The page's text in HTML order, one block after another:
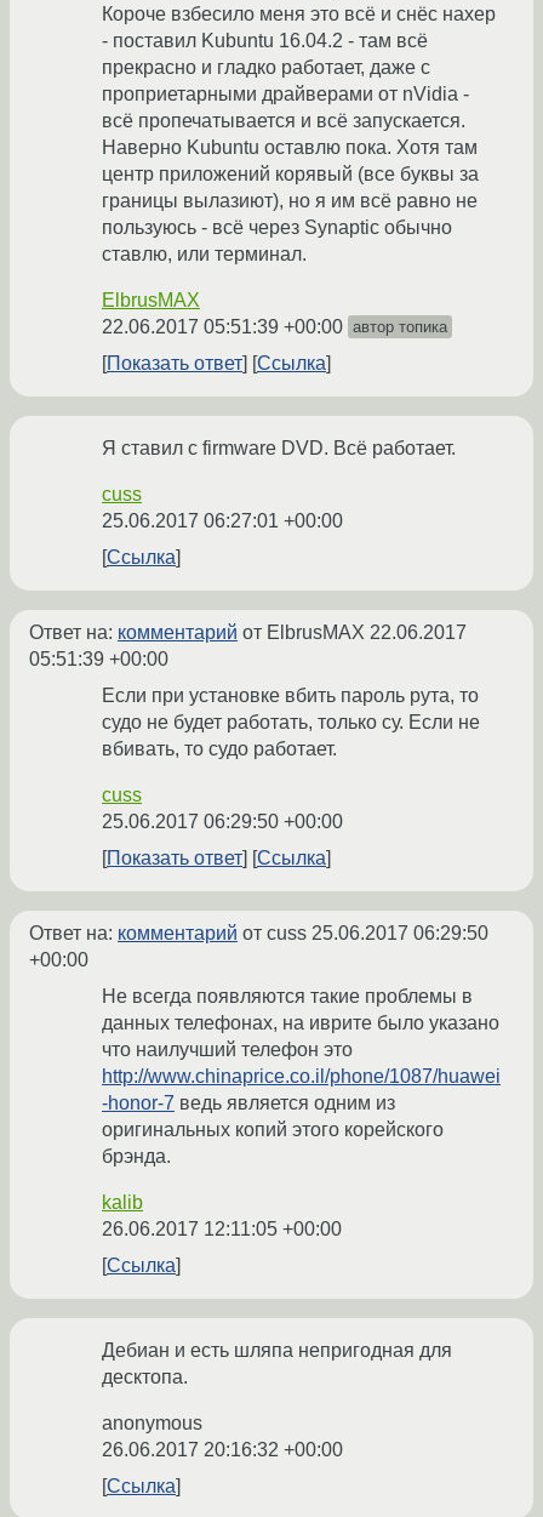
Короче взбесило меня это всё и снёс нахер
- поставил Kubuntu 16.04.2 - там всё
прекрасно и гладко работает, даже с
проприетарными драйверами от nVidia -
всё пропечатывается и всё запускается.
Наверно Kubuntu оставлю пока. Хотя там
центр приложений корявый (все буквы за
границы вылазиют), но я им всё равно не
пользуюсь - всё через Synaptic обычно
ставлю, или терминал.
ElbrusMAX
22.06.2017 05:51:39 +00:00 автор топика
Показать ответ Ссылка
Я ставил с firmware DVD. Всё работает.
cuss
25.06.2017 06:27:01 +00:00
Ссылка
Ответ на: комментарий от ElbrusMAX 22.06.2017
05:51:39 +00:00
Если при установке вбить пароль рута, то
судо не будет работать, только су. Если не
вбивать, то судо работает.
cuss
25.06.2017 06:29:50 +00:00
Показать ответ
Ссылка
Ответ на: комментарий от cuss 25.06.2017 06:29:50
+00:00
Не всегда появляются такие проблемы в
данных телефонах, на иврите было указано
что наилучший телефон это
http://www.chinaprice.co.il/phone/1087/huawei
-honor-7 ведь является одним из
оригинальных копий этого корейского
брэнда.
kalib
26.06.2017 12:11:05 +00:00
Ссылка
Дебиан и есть шляпа непригодная для
десктопа.
anonymous
26.06.2017 20:16:32 +00:00
Ссылка